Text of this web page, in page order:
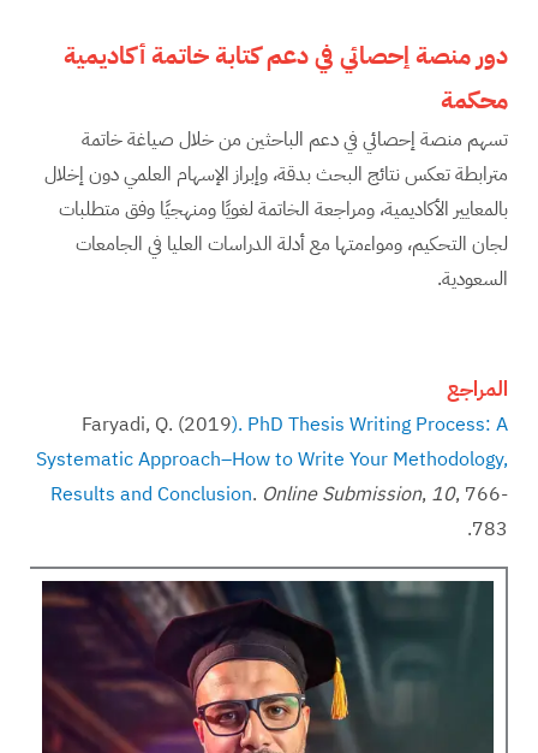
دور منصة إحصائي في دعم كتابة خاتمة أكاديمية
محكمة
تسهم منصة إحصائي في دعم الباحثين من خلال صياغة خاتمة
مترابطة تعكس نتائج البحث بدقة، وإبراز الإسهام العلمي دون إخلال
بالمعايير الأكاديمية، ومراجعة الخاتمة لغويًا ومنهجيًا وفق متطلبات
لجان التحكيم، ومواءمتها مع أدلة الدراسات العليا في الجامعات
السعودية.
المراجع
Faryadi, Q. (2019). PhD Thesis Writing Process: A
Systematic Approach–How to Write Your Methodology,
Results and Conclusion. Online Submission, 10, 766-
783.‏